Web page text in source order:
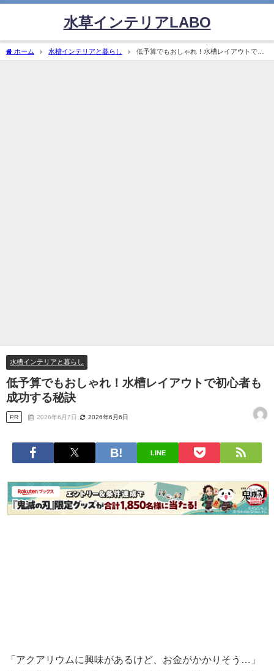
水草インテリアLABO
ホーム 水槽インテリアと暮らし
低予算でもおしゃれ！水槽レイアウトで初
心者も成功する秘訣
水槽インテリアと暮らし
低予算でもおしゃれ！水槽レイアウトで初心者も
成功する秘訣
PR 2026年6月7日 2026年6月6日
LINE
「アクアリウムに興味があるけど、お金がかかりそう…」